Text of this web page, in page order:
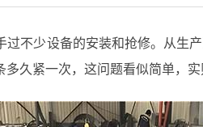
不少设备的安装和抢修。从生
久紧一次，这问题看似简单，实